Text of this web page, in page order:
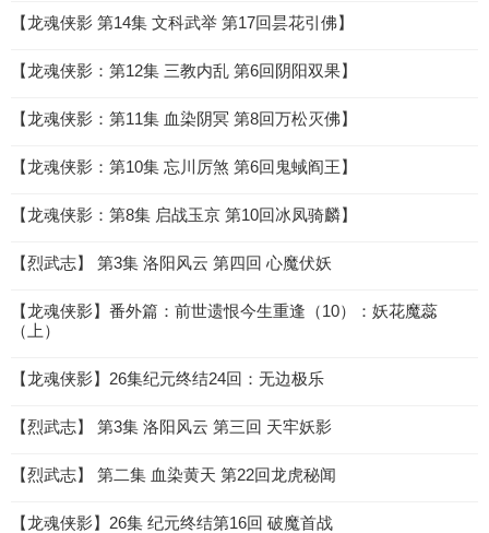
【龙魂侠影 第14集 文科武举 第17回昙花引佛】
【龙魂侠影：第12集 三教内乱 第6回阴阳双果】
【龙魂侠影：第11集 血染阴冥 第8回万松灭佛】
【龙魂侠影：第10集 忘川厉煞 第6回鬼蜮阎王】
【龙魂侠影：第8集 启战玉京 第10回冰凤骑麟】
【烈武志】 第3集 洛阳风云 第四回 心魔伏妖
【龙魂侠影】番外篇：前世遗恨今生重逢（10）：妖花魔蕊
（上）
【龙魂侠影】26集纪元终结24回：无边极乐
【烈武志】 第3集 洛阳风云 第三回 天牢妖影
【烈武志】 第二集 血染黄天 第22回龙虎秘闻
【龙魂侠影】26集 纪元终结第16回 破魔首战